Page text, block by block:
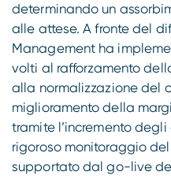
determinando un
alle attese. A fronte del
Management ha
volti al rafforzamento
alla normalizzazione del
miglioramento della
tramite l’incremento
rigoroso monitoraggio
supportato dal go-live